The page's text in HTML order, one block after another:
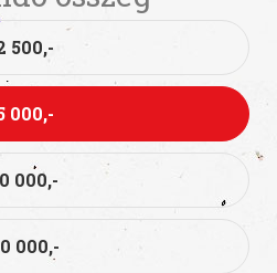
500,-
000,-
000,-
000,-